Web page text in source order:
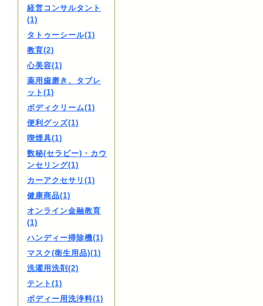
経営コンサルタント
(1)
タトゥーシール(1)
教育(2)
心美容(1)
薬用歯磨き、タブレ
ット(1)
ボディクリーム(1)
便利グッズ(1)
喫煙具(1)
数秘(セラピー)・カウ
ンセリング(1)
カーアクセサリ(1)
健康商品(1)
オンライン金融教育
(1)
ハンディー掃除機(1)
マスク(衛生用品)(1)
洗濯用洗剤(2)
テント(1)
ボディー用洗浄料(1)